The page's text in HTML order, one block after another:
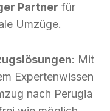
Partner für
Umzüge.
: Mit
Expertenwissen
nach Perugia